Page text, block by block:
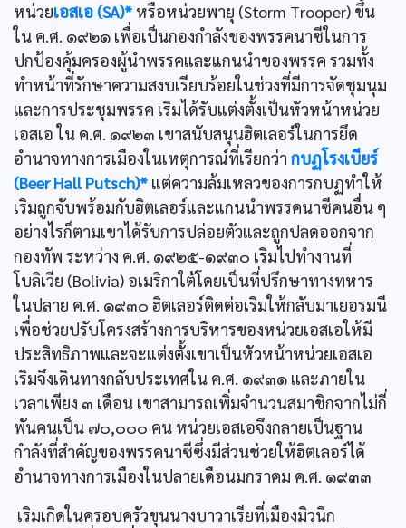
หน่วยเอสเอ (SA)* หรือหน่วยพายุ (Storm Trooper) ขึ้น
ใน ค.ศ. ๑๙๒๑ เพื่อเป็นกองกำลังของพรรคนาซีในการ
ปกป้องคุ้มครองผู้นำพรรคและแกนนำของพรรค รวมทั้ง
ทำหน้าที่รักษาความสงบเรียบร้อยในช่วงที่มีการจัดชุมนุม
และการประชุมพรรค เริมได้รับแต่งตั้งเป็นหัวหน้าหน่วย
เอสเอ ใน ค.ศ. ๑๙๒๓ เขาสนับสนุนฮิตเลอร์ในการยึด
อำนาจทางการเมืองในเหตุการณ์ที่เรียกว่า กบฏโรงเบียร์
(Beer Hall Putsch)* แต่ความล้มเหลวของการกบฏทำให้
เริมถูกจับพร้อมกับฮิตเลอร์และแกนนำพรรคนาซีคนอื่น ๆ
อย่างไรก็ตามเขาได้รับการปล่อยตัวและถูกปลดออกจาก
กองทัพ ระหว่าง ค.ศ. ๑๙๒๕-๑๙๓๐ เริมไปทำงานที่
โบลิเวีย (Bolivia) อเมริกาใต้โดยเป็นที่ปรึกษาทางทหาร
ในปลาย ค.ศ. ๑๙๓๐ ฮิตเลอร์ติดต่อเริมให้กลับมาเยอรมนี
เพื่อช่วยปรับโครงสร้างการบริหารของหน่วยเอสเอให้มี
ประสิทธิภาพและจะแต่งตั้งเขาเป็นหัวหน้าหน่วยเอสเอ
เริมจึงเดินทางกลับประเทศใน ค.ศ. ๑๙๓๑ และภายใน
เวลาเพียง ๓ เดือน เขาสามารถเพิ่มจำนวนสมาชิกจากไม่กี่
พันคนเป็น ๗๐,๐๐๐ คน หน่วยเอสเอจึงกลายเป็นฐาน
กำลังที่สำคัญของพรรคนาซีซึ่งมีส่วนช่วยให้ฮิตเลอร์ได้
อำนาจทางการเมืองในปลายเดือนมกราคม ค.ศ. ๑๙๓๓
เริมเกิดในครอบครัวขุนนางบาวาเรียที่เมืองมิวนิก